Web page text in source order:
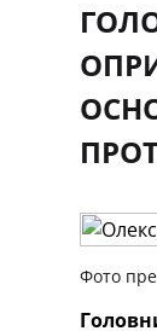
Фото